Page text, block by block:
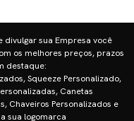
divulgar sua Empresa você
os melhores preços, prazos
destaque:
Squeeze Personalizado,
Canetas
Chaveiros Personalizados e
sua logomarca